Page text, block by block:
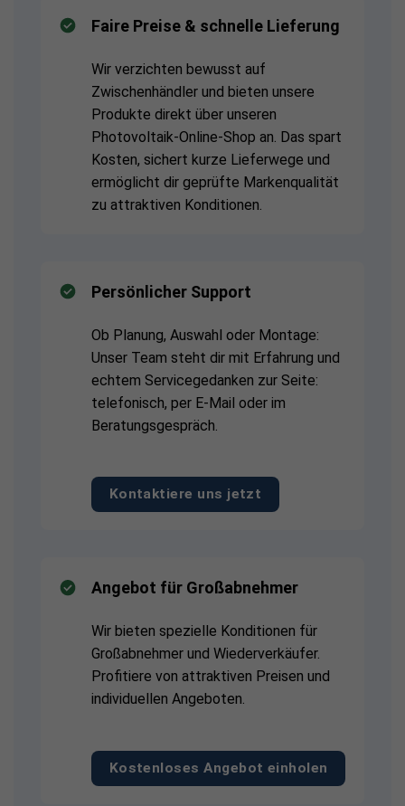
Faire Preise & schnelle Lieferung
Wir verzichten bewusst auf
Zwischenhändler und bieten unsere
Produkte direkt über unseren
Photovoltaik-Online-Shop an. Das spart
Kosten, sichert kurze Lieferwege und
ermöglicht dir geprüfte Markenqualität
zu attraktiven Konditionen.
Persönlicher Support
Ob Planung, Auswahl oder Montage:
Unser Team steht dir mit Erfahrung und
echtem Servicegedanken zur Seite:
telefonisch, per E-Mail oder im
Beratungsgespräch.
Kontaktiere uns jetzt
Angebot für Großabnehmer
Wir bieten spezielle Konditionen für
Großabnehmer und Wiederverkäufer.
Profitiere von attraktiven Preisen und
individuellen Angeboten.
Kostenloses Angebot einholen